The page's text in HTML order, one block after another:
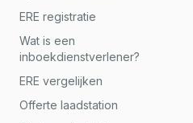
ERE registratie
Wat is een
inboekdienstverlener?
ERE vergelijken
Offerte laadstation